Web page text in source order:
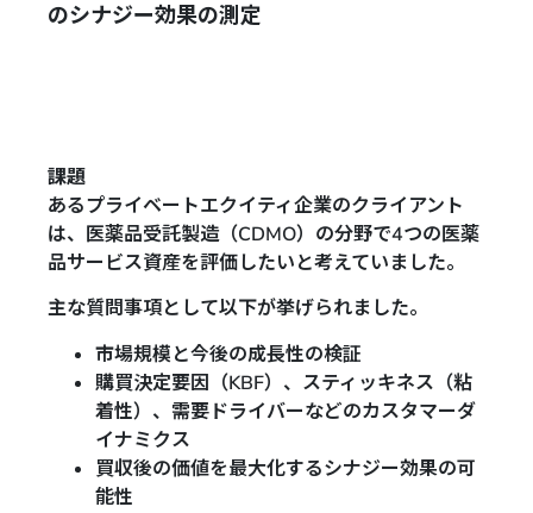
のシナジー効果の測定
課題
あるプライベートエクイティ企業のクライアント
は、医薬品受託製造（CDMO）の分野で4つの医薬
品サービス資産を評価したいと考えていました。
主な質問事項として以下が挙げられました。
市場規模と今後の成長性の検証
購買決定要因（KBF）、スティッキネス（粘
着性）、需要ドライバーなどのカスタマーダ
イナミクス
買収後の価値を最大化するシナジー効果の可
能性